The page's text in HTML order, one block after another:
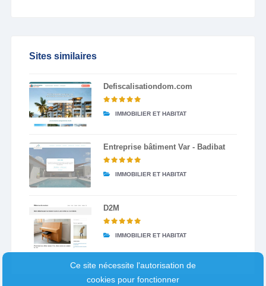
Sites similaires
Defiscalisationdom.com
IMMOBILIER ET HABITAT
Entreprise bâtiment Var - Badibat
IMMOBILIER ET HABITAT
D2M
IMMOBILIER ET HABITAT
Ce site nécessite l'autorisation de
cookies pour fonctionner